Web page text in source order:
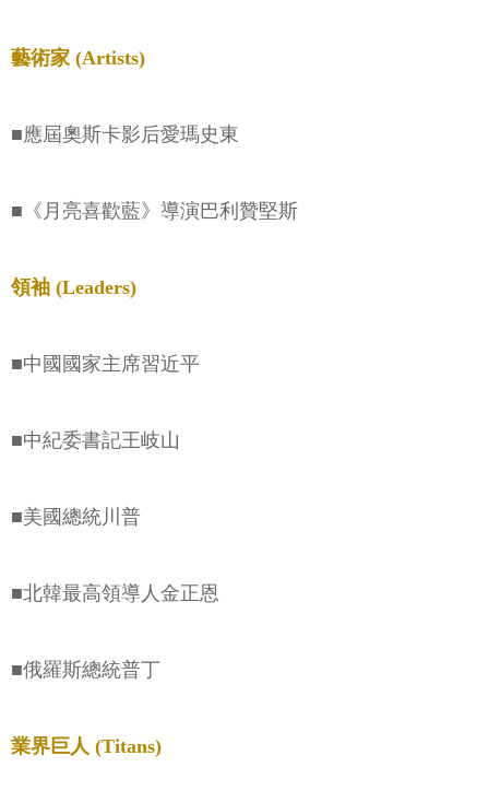
藝術家 (Artists)
■應屆奧斯卡影后愛瑪史東
■《月亮喜歡藍》導演巴利贊堅斯
領袖 (Leaders)
■中國國家主席習近平
■中紀委書記王岐山
■美國總統川普
■北韓最高領導人金正恩
■俄羅斯總統普丁
業界巨人 (Titans)